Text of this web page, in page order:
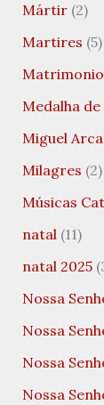
Mártir(2)
Martires (5)
Matrimonio
Medalha
Miguel
Milagres (2)
Músicas
natal(11)
natal 2025
Nossa
Nossa
Nossa
Nossa